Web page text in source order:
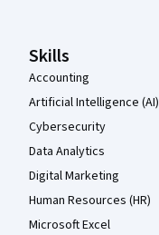
Skills
Accounting
Artificial Intelligence (AI)
Cybersecurity
Data Analytics
Digital Marketing
Human Resources (HR)
Microsoft Excel